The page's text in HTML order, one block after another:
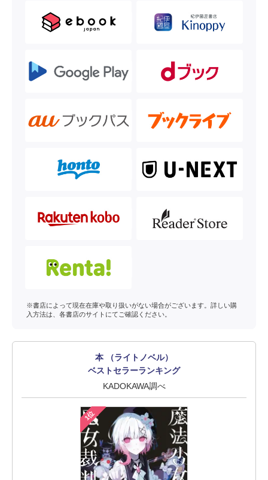
※書店によって現在在庫や取り扱いがない場合がございます。詳しい購
入方法は、各書店のサイトにてご確認ください。
本 （ライトノベル）
ベストセラーランキング
KADOKAWA調べ
1位